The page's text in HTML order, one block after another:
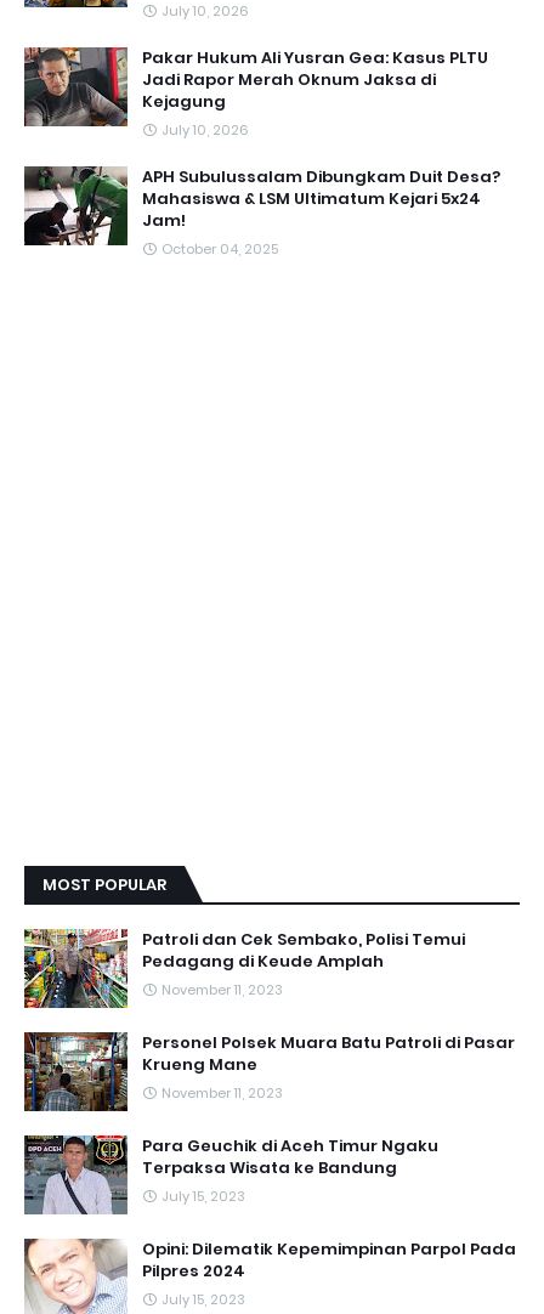
July 10, 2026
Pakar Hukum Ali Yusran Gea: Kasus PLTU
Jadi Rapor Merah Oknum Jaksa di
Kejagung
July 10, 2026
APH Subulussalam Dibungkam Duit Desa?
Mahasiswa & LSM Ultimatum Kejari 5x24
Jam!
October 04, 2025
MOST POPULAR
Patroli dan Cek Sembako, Polisi Temui
Pedagang di Keude Amplah
November 11, 2023
Personel Polsek Muara Batu Patroli di Pasar
Krueng Mane
November 11, 2023
Para Geuchik di Aceh Timur Ngaku
Terpaksa Wisata ke Bandung
July 15, 2023
Opini: Dilematik Kepemimpinan Parpol Pada
Pilpres 2024
July 15, 2023